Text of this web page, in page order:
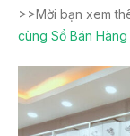
>>Mời bạn xem
cùng Sổ Bán